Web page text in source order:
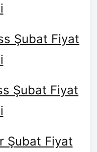
Şubat Fiyat
Şubat Fiyat
Şubat Fiyat